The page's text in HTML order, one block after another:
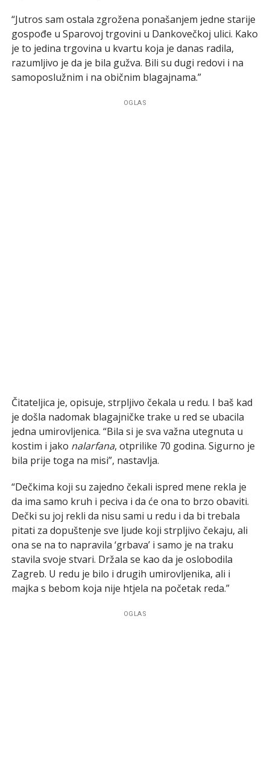
“Jutros sam ostala zgrožena ponašanjem jedne starije
gospođe u Sparovoj trgovini u Dankovečkoj ulici. Kako
je to jedina trgovina u kvartu koja je danas radila,
razumljivo je da je bila gužva. Bili su dugi redovi i na
samoposlužnim i na običnim blagajnama.”
OGLAS
Čitateljica je, opisuje, strpljivo čekala u redu. I baš kad
je došla nadomak blagajničke trake u red se ubacila
jedna umirovljenica. “Bila si je sva važna utegnuta u
kostim i jako nalarfana, otprilike 70 godina. Sigurno je
bila prije toga na misi”, nastavlja.
“Dečkima koji su zajedno čekali ispred mene rekla je
da ima samo kruh i peciva i da će ona to brzo obaviti.
Dečki su joj rekli da nisu sami u redu i da bi trebala
pitati za dopuštenje sve ljude koji strpljivo čekaju, ali
ona se na to napravila ‘grbava’ i samo je na traku
stavila svoje stvari. Držala se kao da je oslobodila
Zagreb. U redu je bilo i drugih umirovljenika, ali i
majka s bebom koja nije htjela na početak reda.”
OGLAS